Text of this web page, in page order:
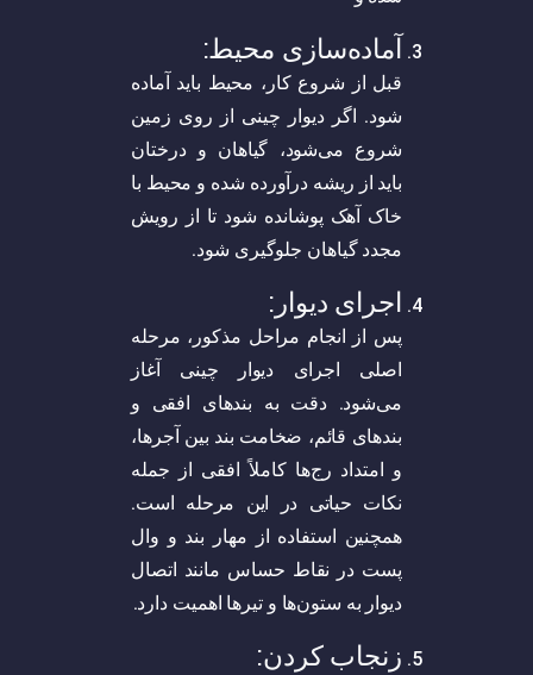
آماده‌سازی محیط:
قبل از شروع کار، محیط باید آماده
شود. اگر دیوار چینی از روی زمین
شروع می‌شود، گیاهان و درختان
باید از ریشه درآورده شده و محیط با
خاک آهک پوشانده شود تا از رویش
مجدد گیاهان جلوگیری شود.
اجرای دیوار:
پس از انجام مراحل مذکور، مرحله
اصلی اجرای دیوار چینی آغاز
می‌شود. دقت به بندهای افقی و
بندهای قائم، ضخامت بند بین آجرها،
و امتداد رج‌ها کاملاً افقی از جمله
نکات حیاتی در این مرحله است.
همچنین استفاده از مهار بند و وال
پست در نقاط حساس مانند اتصال
دیوار به ستون‌ها و تیرها اهمیت دارد.
زنجاب کردن: